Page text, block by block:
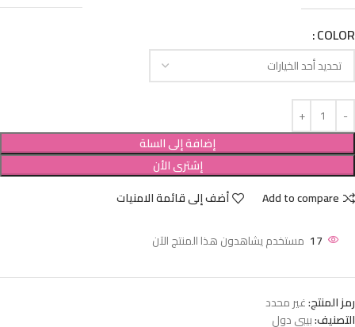
COLOR
إضافة إلى السلة
إشترى الأن
Add to compare
أضف إلى قائمة الامنيات
17 مستخدم يشاهدون هذا المنتج الآن
رمز المنتج:غير محدد
التصنيف:بيبي دول